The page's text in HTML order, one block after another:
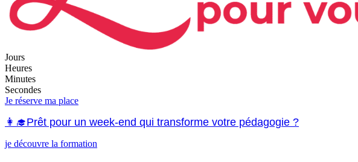
Jours
Heures
Minutes
Secondes
Je réserve ma place
👩‍🎓Prêt pour un week-end qui transforme votre pédagogie ?
je découvre la formation